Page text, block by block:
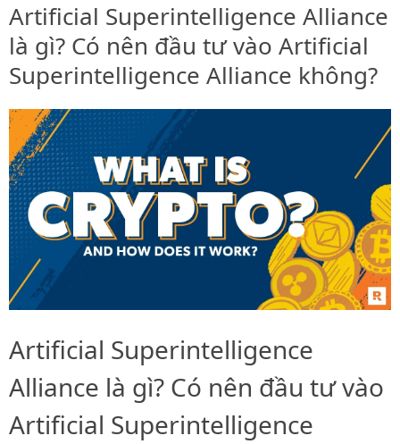
Artificial Superintelligence Alliance
là gì? Có nên đầu tư vào Artificial
Superintelligence Alliance không?
Artificial Superintelligence
Alliance là gì? Có nên đầu tư vào
Artificial Superintelligence